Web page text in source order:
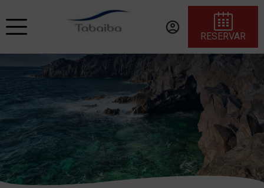
RESERVAR